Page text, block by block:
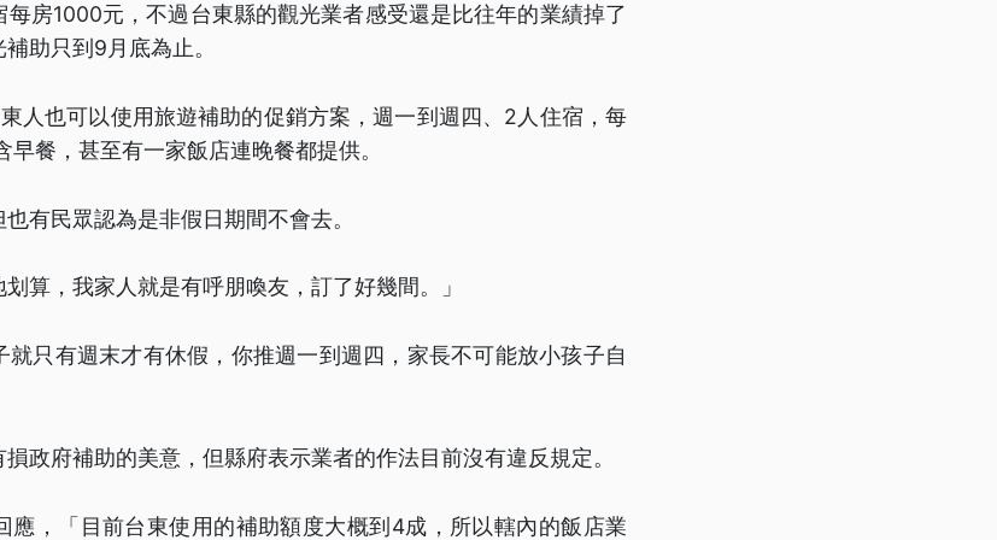
房1000元，不過台東縣的觀光業者感受還是比往年的業績掉了
助只到9月底為止。
人也可以使用旅遊補助的促銷方案，週一到週四、2人住宿，每
餐，甚至有一家飯店連晚餐都提供。
有民眾認為是非假日期間不會去。
算，我家人就是有呼朋喚友，訂了好幾間。」
就只有週末才有休假，你推週一到週四，家長不可能放小孩子自
政府補助的美意，但縣府表示業者的作法目前沒有違反規定。
應，「目前台東使用的補助額度大概到4成，所以轄內的飯店業